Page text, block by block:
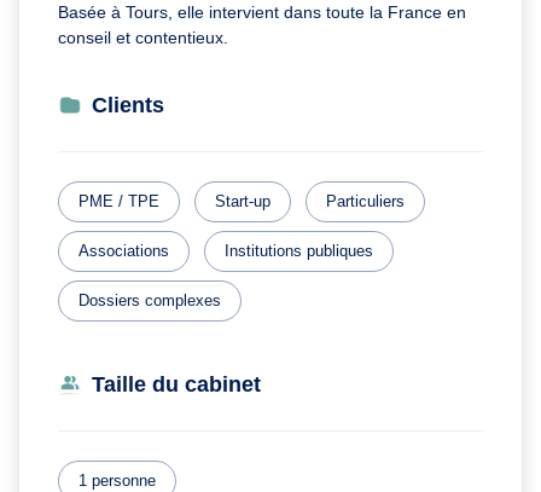
Basée à Tours, elle intervient dans toute la France en
conseil et contentieux.
Clients
PME / TPE Start-up Particuliers
Associations Institutions publiques
Dossiers complexes
Taille du cabinet
1 personne